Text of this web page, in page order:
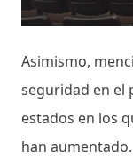
Asimismo,
seguridad en el
estados en los
han